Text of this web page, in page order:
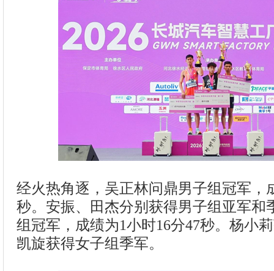
经火热角逐，吴正林问鼎男子组冠军，
秒。安振、田杰分别获得男子组亚军和
组冠军，成绩为1小时16分47秒。杨小
凯旋获得女子组季军。